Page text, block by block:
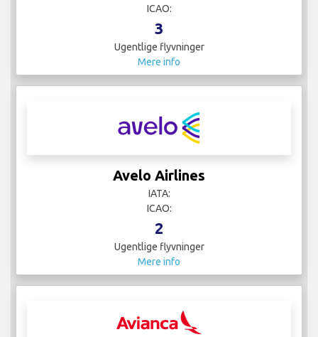
ICAO:
3
Ugentlige flyvninger
Mere info
Avelo Airlines
IATA:
ICAO:
2
Ugentlige flyvninger
Mere info